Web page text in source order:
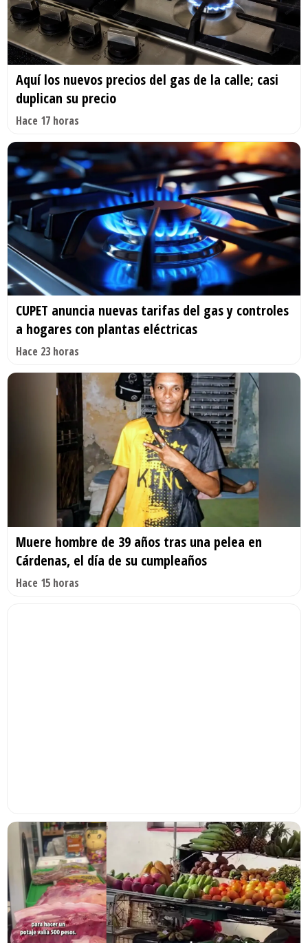
Aquí los nuevos precios del gas de la calle; casi
duplican su precio
Hace 17 horas
CUPET anuncia nuevas tarifas del gas y controles
a hogares con plantas eléctricas
Hace 23 horas
Muere hombre de 39 años tras una pelea en
Cárdenas, el día de su cumpleaños
Hace 15 horas